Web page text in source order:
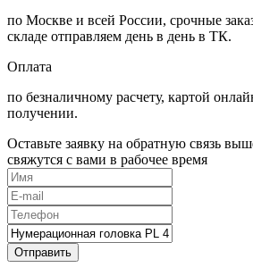
по Москве и всей России, срочные
складе отправляем день в день в ТК.
Оплата
по безналичному расчету, картой
получении.
Оставьте заявку на обратную связь
свяжутся с вами в рабочее время
Отправить